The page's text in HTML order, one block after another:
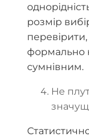
розмір
формально
сумнівним.
Не